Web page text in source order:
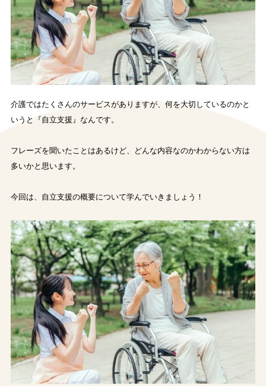
介護ではたくさんのサービスがありますが、何を大切しているのかと
いうと『自立支援』なんです。
フレーズを聞いたことはあるけど、どんな内容なのかわからない方は
多いかと思います。
今回は、自立支援の概要について学んでいきましょう！